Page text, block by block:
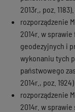
2013r., poz. 1183).
rozporządzenie
2014r. w
geodezyjnych i
wykonaniu tych
państwowego
2014r., poz. 1924)
rozporządzenie
2014r. w